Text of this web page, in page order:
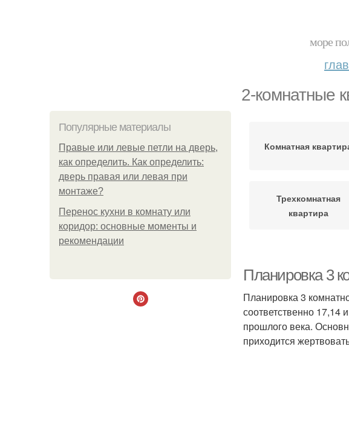
море
2-комнатные
Популярные материалы
Правые или левые петли на дверь,
как определить. Как определить:
дверь правая или левая при
монтаже?
Перенос кухни в комнату или
коридор: основные моменты и
рекомендации
Комнатная
Трехкомнатная
квартира
Планировка 3
Планировка 3
соответственно 17,14
прошлого века.
приходится